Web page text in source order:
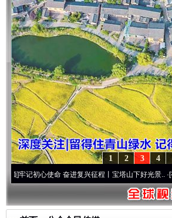
4
3
2
1
心使命 奋进复兴征程丨宝塔山下好光景..·[视频]因党